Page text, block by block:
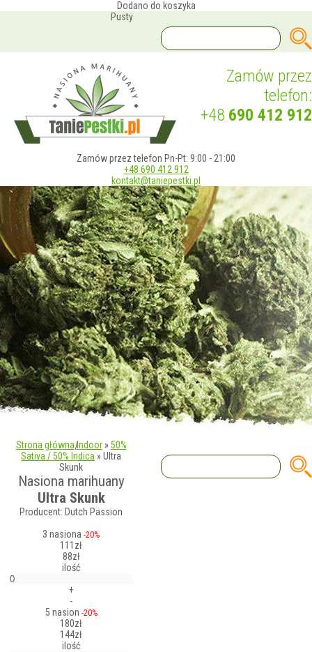
Dodano do koszyka
Pusty
Zamów przez
telefon:
+48 690 412 912
Zamów przez telefon Pn-Pt: 9:00 - 21:00
+48 690 412 912
kontakt@taniepestki.pl
Strona główna|Indoor»50%
Sativa / 50% Indica »Ultra
Skunk
Nasiona marihuany
Ultra Skunk
Producent: Dutch Passion
3 nasiona -20%
111zł
88zł
ilość
+
-
5 nasion -20%
180zł
144zł
ilość